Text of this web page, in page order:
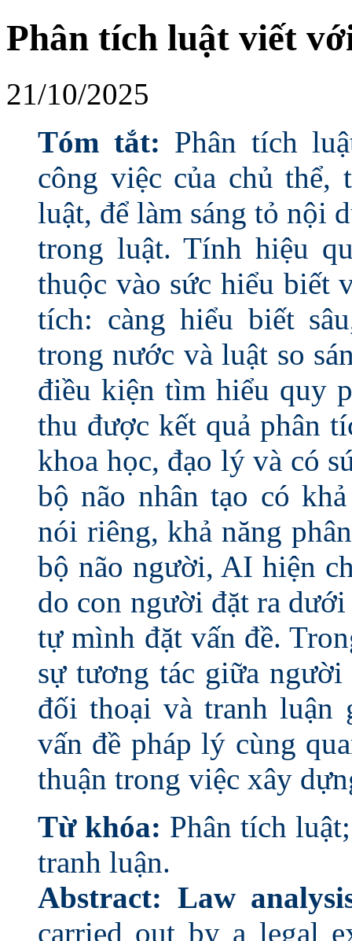
Phân tích luật viết
21/10/2025
Tóm tắt: Phân tích
công việc của chủ thể,
luật, để làm sáng tỏ nội
trong luật. Tính hiệu
thuộc vào sức hiểu biết
tích: càng hiểu biết
trong nước và luật so
điều kiện tìm hiểu quy
thu được kết quả phân
khoa học, đạo lý và có
bộ não nhân tạo có
nói riêng, khả năng
bộ não người, AI hiện
do con người đặt ra
tự mình đặt vấn đề.
sự tương tác giữa
đối thoại và tranh luận
vấn đề pháp lý cùng
thuận trong việc
Từ khóa: Phân tích
tranh luận.
Abstract: Law
carried out by a legal